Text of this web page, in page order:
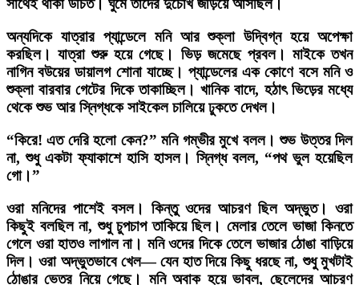
সাথেই থাকা উচিত। ঘুমে তাদের দুচোখ জড়িয়ে আসছিল।
অন্যদিকে যাত্রার প্যান্ডেলে মনি আর শুক্লা উদ্বিগ্ন হয়ে অপেক্ষা
করছিল। যাত্রা শুরু হয়ে গেছে। ভিড় জমেছে প্রবল। মাইকে তখন
নাগিন বউয়ের ডায়ালগ শোনা যাচ্ছে। প্যান্ডেলের এক কোণে বসে মনি ও
শুক্লা বারবার গেটের দিকে তাকাচ্ছিল। খানিক বাদে, হঠাৎ ভিড়ের মধ্যে
থেকে শুভ আর স্নিগ্ধকে সাইকেল চালিয়ে ঢুকতে দেখল।
“কিরে! এত দেরি হলো কেন?” মনি গম্ভীর মুখে বলল। শুভ উত্তর দিল
না, শুধু একটা ফ্যাকাশে হাসি হাসল। স্নিগ্ধ বলল, “পথ ভুল হয়েছিল
গো।”
ওরা মনিদের পাশেই বসল। কিন্তু ওদের আচরণ ছিল অদ্ভুত। ওরা
কিছুই বলছিল না, শুধু চুপচাপ তাকিয়ে ছিল। মেলার তেলে ভাজা কিনতে
গেলে ওরা হাতও লাগাল না। মনি ওদের দিকে তেলে ভাজার ঠোঙা বাড়িয়ে
দিল। ওরা অদ্ভুতভাবে খেল— যেন হাত দিয়ে কিছু ধরছে না, শুধু মুখটাই
ঠোঙার ভেতর নিয়ে গেছে। মনি অবাক হয়ে ভাবল, ছেলেদের আচরণ